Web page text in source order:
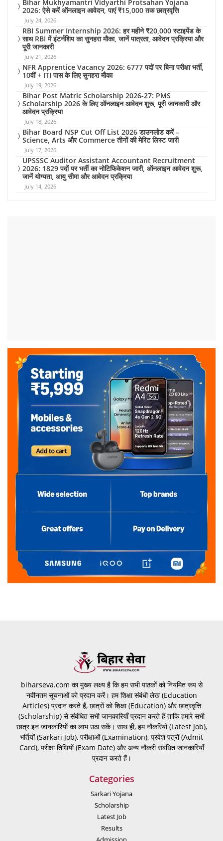
Bihar Mukhyamantri Vidyarthi Protsahan Yojana
2026: ऐसे करें ऑनलाइन आवेदन, पाएं ₹15,000 तक छात्रवृत्ति
July 24, 2026
RBI Summer Internship 2026: हर महीने ₹20,000 स्टाइपेंड के
साथ RBI में इंटर्नशिप का सुनहरा मौका, जानें पात्रता, आवेदन प्रक्रिया और
पूरी जानकारी
July 21, 2026
NFR Apprentice Vacancy 2026: 6777 पदों पर बिना परीक्षा भर्ती,
10वीं + ITI पास के लिए सुनहरा मौका
July 19, 2026
Bihar Post Matric Scholarship 2026-27: PMS
Scholarship 2026 के लिए ऑनलाइन आवेदन शुरू, पूरी जानकारी और
आवेदन प्रक्रिया
July 18, 2026
Bihar Board NSP Cut Off List 2026 डाउनलोड करें –
Science, Arts और Commerce तीनों की मेरिट लिस्ट जारी
July 17, 2026
UPSSSC Auditor Assistant Accountant Recruitment
2026: 1829 पदों पर भर्ती का नोटिफिकेशन जारी, ऑनलाइन आवेदन शुरू,
जानें योग्यता, आयु सीमा और आवेदन प्रक्रिया
July 14, 2026
biharseva.com का मुख्य लक्ष्य है कि हम सभी पाठकों को नियमित रूप से
नवीनतम सूचनाओं को प्रदान करें। हम शिक्षा संबंधी लेख (Education
Articles) प्रदान करते हैं, छात्रों को शिक्षा (Education) और छात्रवृत्ति
(Scholarship) से संबंधित सभी जानकारियाँ प्रदान करते हैं ताकि हमारे सभी
छात्र इन जानकारियों का लाभ उठा सकें। साथ ही, हम नौकरियों (Latest Job),
भर्तियों (Sarkari Job), परीक्षाओं (Examination), प्रवेश पत्रों (Admit
Card), परीक्षा तिथियों (Exam Date) और अन्य नौकरी संबंधित जानकारियाँ
प्रदान करते हैं।
Categories
Sarkari Yojana
Scholarship
Latest Job
Results